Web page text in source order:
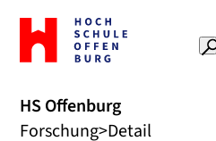
Zur
Startseite
Hochschule
HS Offenburg
Forschung Detail